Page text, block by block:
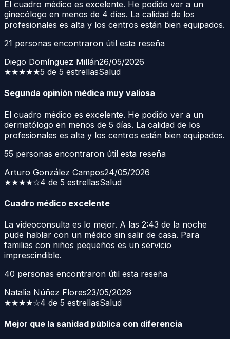
El cuadro médico es excelente. He podido ver a un
ginecólogo en menos de 4 días. La calidad de los
profesionales es alta y los centros están bien equipados.
21 personas encontraron útil esta reseña
Diego Domínguez Millán26/05/2026
★★★★★5 de 5 estrellasSalud
Segunda opinión médica muy valiosa
El cuadro médico es excelente. He podido ver a un
dermatólogo en menos de 5 días. La calidad de los
profesionales es alta y los centros están bien equipados.
55 personas encontraron útil esta reseña
Arturo González Campos24/05/2026
★★★★☆4 de 5 estrellasSalud
Cuadro médico excelente
La videoconsulta es lo mejor. A las 2:43 de la noche
pude hablar con un médico sin salir de casa. Para
familias con niños pequeños es un servicio
imprescindible.
40 personas encontraron útil esta reseña
Natalia Núñez Flores23/05/2026
★★★★☆4 de 5 estrellasSalud
Mejor que la sanidad pública con diferencia